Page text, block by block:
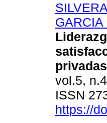
vol.5,
ISSN
https://